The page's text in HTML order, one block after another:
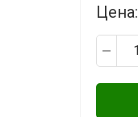
Цена: